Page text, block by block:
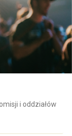
i oddziałów